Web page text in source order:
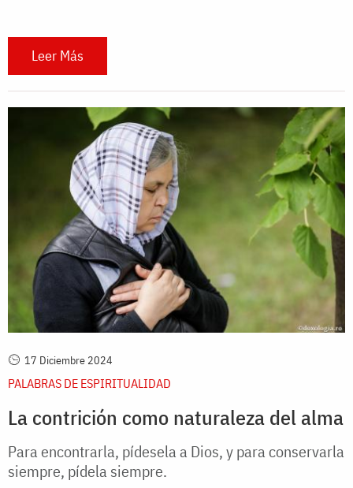
Leer Más
17 Diciembre 2024
PALABRAS DE ESPIRITUALIDAD
La contrición como naturaleza del alma
Para encontrarla, pídesela a Dios, y para conservarla
siempre, pídela siempre.